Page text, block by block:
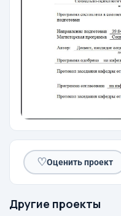
♡Оценить проект
Другие проекты